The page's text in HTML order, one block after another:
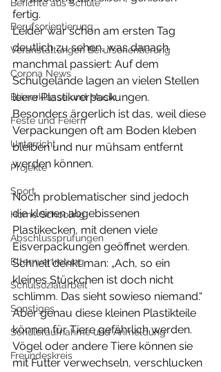
Berichte aus Schule
Berufsorientierung
Veranstaltungen Berufsorientierung
Corona News
Bläserklasse und Musik
Feste und Feiern
Unterricht
Projekte
Sport
Home Schooling
Abschlussprüfungen
Elternvertretung
Schulsozialarbeit
Sonstiges
Schüleraufnahme und Anmeldung
Freundeskreis
fertig.
Leider war schon am ersten Tag
deutlich zu sehen, was danach
manchmal passiert: Auf dem
Schulgelände lagen an vielen Stellen
leere Plastikverpackungen.
Besonders ärgerlich ist das, weil diese
Verpackungen oft am Boden kleben
bleiben und nur mühsam entfernt
werden können.
Noch problematischer sind jedoch
die kleinen abgebissenen
Plastikecken, mit denen viele
Eisverpackungen geöffnet werden.
Schnell denkt man: „Ach, so ein
kleines Stückchen ist doch nicht
schlimm. Das sieht sowieso niemand.“
Aber genau diese kleinen Plastikteile
können für Tiere gefährlich werden.
Vögel oder andere Tiere können sie
mit Futter verwechseln, verschlucken